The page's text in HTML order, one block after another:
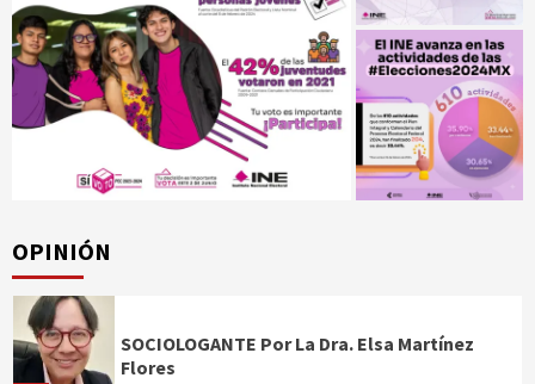
OPINIÓN
SOCIOLOGANTE Por La Dra. Elsa Martínez
Flores